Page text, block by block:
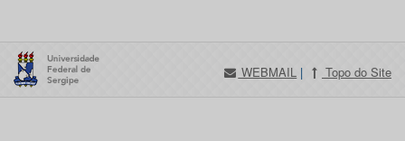
WEBMAIL | Topo do Site